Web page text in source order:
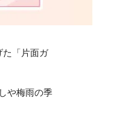
た「片面ガ
や梅雨の季